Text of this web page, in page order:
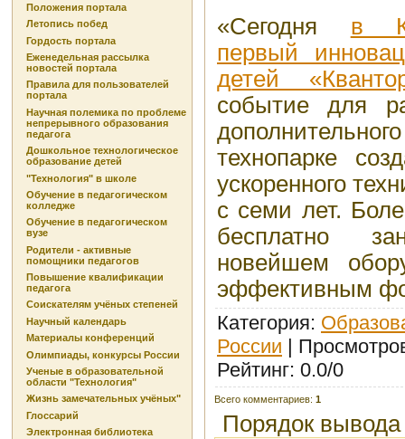
Положения портала
Летопись побед
Гордость портала
Еженедельная рассылка
новостей портала
Правила для пользователей
портала
Научная полемика по проблеме
непрерывного образования
педагога
Дошкольное технологическое
образование детей
"Технология" в школе
Обучение в педагогическом
колледже
Обучение в педагогическом
вузе
Родители - активные
помощники педагогов
Повышение квалификации
педагога
Соискателям учёных степеней
Научный календарь
Материалы конференций
Олимпиады, конкурсы России
Ученые в образовательной
области "Технология"
Жизнь замечательных учёных"
Глоссарий
Электронная библиотека
«Сегодня в
первый
детей
событие для
технопарке
ускоренного
с семи лет.
бесплатно
новейшем
эффективным
Категория:
России |
Рейтинг: 0.0/0
Всего комментариев: 1
Порядок